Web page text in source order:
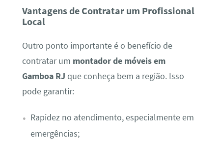
Vantagens de Contratar um Profissional
Local
Outro ponto importante é o benefício de
contratar um montador de móveis em
Gamboa RJ que conheça bem a região. Isso
pode garantir:
Rapidez no atendimento, especialmente em
emergências;